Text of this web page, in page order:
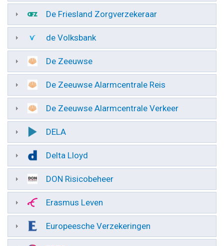
De Friesland Zorgverzekeraar
de Volksbank
De Zeeuwse
De Zeeuwse Alarmcentrale Reis
De Zeeuwse Alarmcentrale Verkeer
DELA
Delta Lloyd
DON Risicobeheer
Erasmus Leven
Europeesche Verzekeringen